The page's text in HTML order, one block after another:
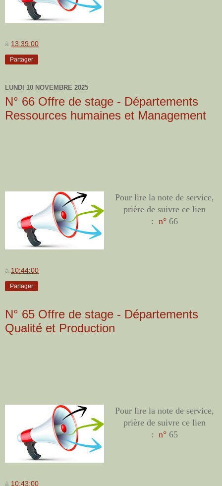
à 13:39:00
Partager
LUNDI 10 NOVEMBRE 2025
N° 66 Offre de stage - Départements
Ressources humaines et Management
Pour lire la note de service,
prière de suivre ce lien
: n° 66
à 10:44:00
Partager
N° 65 Offre de stage - Départements
Qualité et Production
Pour lire la note de service,
prière de suivre ce lien
: n° 65
à 10:43:00